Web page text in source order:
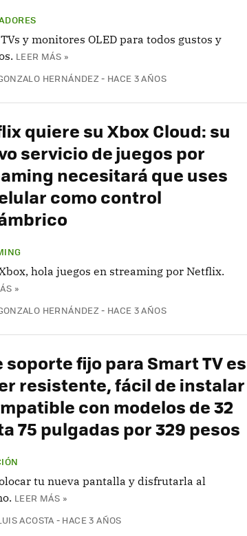
y monitores OLED para todos gustos y
LEER MÁS »
HERNÁNDEZ HACE 3 AÑOS
quiere su Xbox Cloud: su
servicio de juegos por
necesitará que uses
como control
hola juegos en streaming por Netflix.
»
HERNÁNDEZ HACE 3 AÑOS
soporte fijo para Smart TV es
resistente, fácil de instalar
con modelos de 32
75 pulgadas por 329 pesos
tu nueva pantalla y disfrutarla al
LEER MÁS »
ACOSTA HACE 3 AÑOS